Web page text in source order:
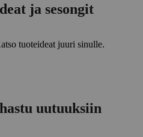
ja sesongit
tuoteideat juuri sinulle.
uutuuksiin